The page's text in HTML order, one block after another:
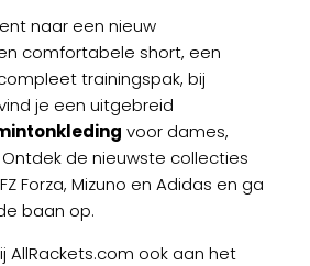
naar een nieuw
comfortabele short, een
trainingspak, bij
je een uitgebreid
voor dames,
de nieuwste collecties
Forza, Mizuno en Adidas en ga
baan op.
AllRackets.com ook aan het